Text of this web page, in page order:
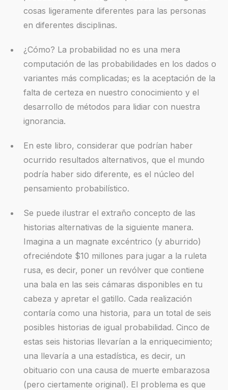
cosas ligeramente diferentes para las personas
en diferentes disciplinas.
¿Cómo? La probabilidad no es una mera
computación de las probabilidades en los dados o
variantes más complicadas; es la aceptación de la
falta de certeza en nuestro conocimiento y el
desarrollo de métodos para lidiar con nuestra
ignorancia.
En este libro, considerar que podrían haber
ocurrido resultados alternativos, que el mundo
podría haber sido diferente, es el núcleo del
pensamiento probabilístico.
Se puede ilustrar el extraño concepto de las
historias alternativas de la siguiente manera.
Imagina a un magnate excéntrico (y aburrido)
ofreciéndote $10 millones para jugar a la ruleta
rusa, es decir, poner un revólver que contiene
una bala en las seis cámaras disponibles en tu
cabeza y apretar el gatillo. Cada realización
contaría como una historia, para un total de seis
posibles historias de igual probabilidad. Cinco de
estas seis historias llevarían a la enriquecimiento;
una llevaría a una estadística, es decir, un
obituario con una causa de muerte embarazosa
(pero ciertamente original). El problema es que